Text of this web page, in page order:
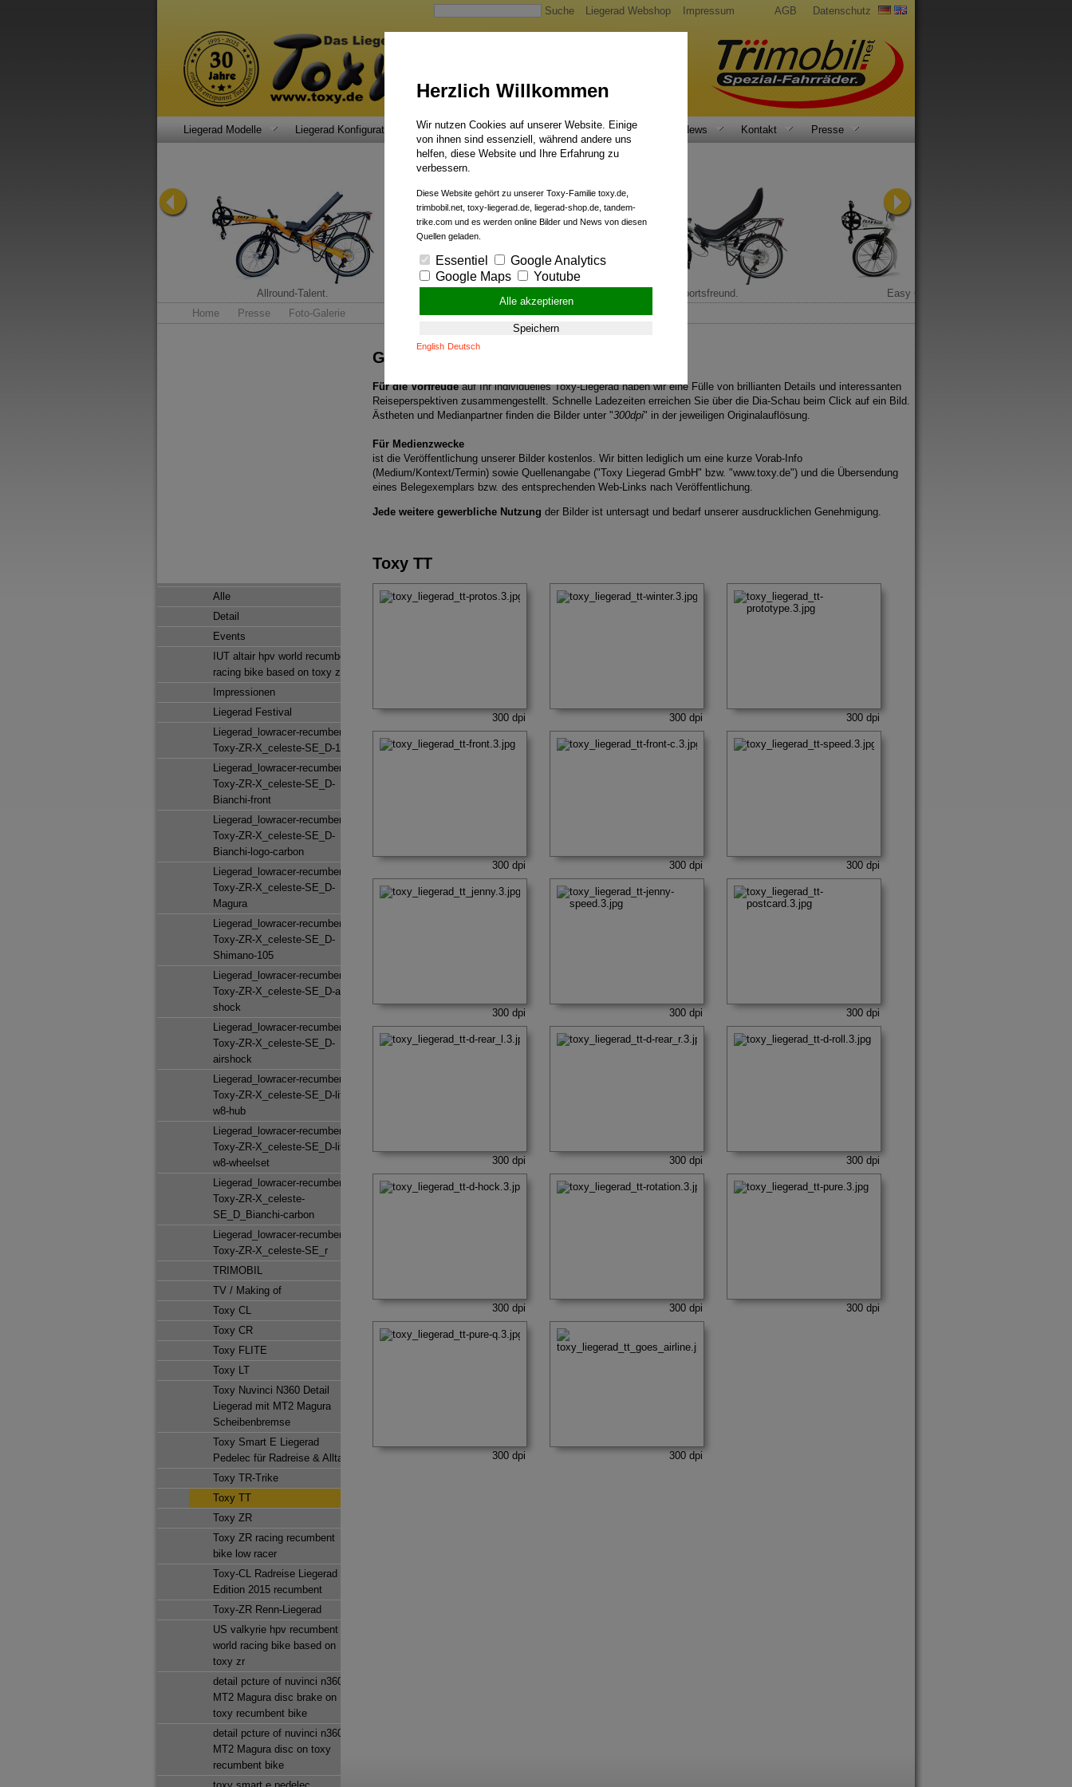
Suche Liegerad Webshop Impressum AGB Datenschutz
Liegerad Modelle Liegerad Konfigurator Faszination Service Qualität Liegerad News Kontakt Presse
Allround-Talent. Sportsfreund.
Easy Glider.
Home
Presse Foto-Galerie
Galerie
Für die Vorfreudeauf Ihr individuelles Toxy-Liegerad haben wir eine Fülle von brillianten Details und interessanten
Reiseperspektiven zusammengestellt. Schnelle Ladezeiten erreichen Sie über die Dia-Schau beim Click auf ein Bild.
Ästheten und Medianpartner finden die Bilder unter "300dpi" in der jeweiligen Originalauflösung.
Für Medienzwecke
ist die Veröffentlichung unserer Bilder kostenlos. Wir bitten lediglich um eine kurze Vorab-Info
(Medium/Kontext/Termin) sowie Quellenangabe ("Toxy Liegerad GmbH" bzw. "www.toxy.de") und die Übersendung
eines Belegexemplars bzw. des entsprechenden Web-Links nach Veröffentlichung.
Jede weitere gewerbliche Nutzung der Bilder ist untersagt und bedarf unserer ausdrucklichen Genehmigung.
Toxy TT
Alle
Detail
Events
IUT altair hpv world recumbent
racing bike based on toxy zr
Impressionen
Liegerad Festival
Liegerad_lowracer-recumbent_
Toxy-ZR-X_celeste-SE_D-105
Liegerad_lowracer-recumbent_
Toxy-ZR-X_celeste-SE_D-
Bianchi-front
Liegerad_lowracer-recumbent_
Toxy-ZR-X_celeste-SE_D-
Bianchi-logo-carbon
Liegerad_lowracer-recumbent_
Toxy-ZR-X_celeste-SE_D-
Magura
Liegerad_lowracer-recumbent_
Toxy-ZR-X_celeste-SE_D-
Shimano-105
Liegerad_lowracer-recumbent_
Toxy-ZR-X_celeste-SE_D-air-
shock
Liegerad_lowracer-recumbent_
Toxy-ZR-X_celeste-SE_D-
airshock
Liegerad_lowracer-recumbent_
Toxy-ZR-X_celeste-SE_D-lite-
w8-hub
Liegerad_lowracer-recumbent_
Toxy-ZR-X_celeste-SE_D-lite-
w8-wheelset
Liegerad_lowracer-recumbent_
Toxy-ZR-X_celeste-
SE_D_Bianchi-carbon
Liegerad_lowracer-recumbent_
Toxy-ZR-X_celeste-SE_r
TRIMOBIL
TV / Making of
Toxy CL
Toxy CR
Toxy FLITE
Toxy LT
Toxy Nuvinci N360 Detail
Liegerad mit MT2 Magura
Scheibenbremse
Toxy Smart E Liegerad
Pedelec für Radreise & Alltag
Toxy TR-Trike
Toxy TT
Toxy ZR
Toxy ZR racing recumbent
bike low racer
Toxy-CL Radreise Liegerad
Edition 2015 recumbent
Toxy-ZR Renn-Liegerad
US valkyrie hpv recumbent
world racing bike based on
toxy zr
detail pcture of nuvinci n360 &
MT2 Magura disc brake on
toxy recumbent bike
detail pcture of nuvinci n360 &
MT2 Magura disc on toxy
recumbent bike
300 dpi 300 dpi 300 dpi
300 dpi 300 dpi 300 dpi
300 dpi 300 dpi 300 dpi
300 dpi 300 dpi 300 dpi
300 dpi 300 dpi 300 dpi
300 dpi 300 dpi
Herzlich Willkommen
Wir nutzen Cookies auf unserer Website. Einige
von ihnen sind essenziell, während andere uns
helfen, diese Website und Ihre Erfahrung zu
verbessern.
Diese Website gehört zu unserer Toxy-Familie toxy.de,
trimbobil.net, toxy-liegerad.de, liegerad-shop.de, tandem-
trike.com und es werden online Bilder und News von diesen
Quellen geladen.
Essentiel
Google Analytics
Google Maps
Youtube
Alle akzeptieren
Speichern
English Deutsch